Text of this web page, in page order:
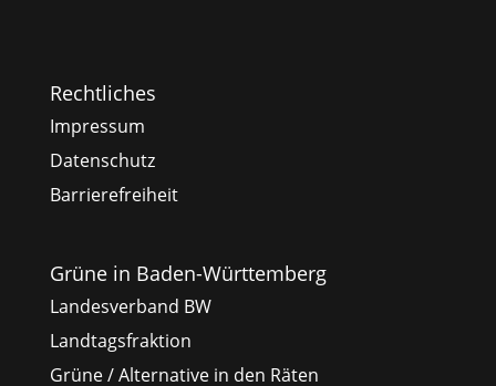
Rechtliches
Impressum
Datenschutz
Barrierefreiheit
Grüne in Baden-Württemberg
Landesverband BW
Landtagsfraktion
Grüne / Alternative in den Räten